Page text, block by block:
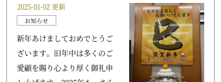
2025-01-02 更新
お知らせ
新年あけましておめでとうご
ざいます。旧年中は多くのご
愛顧を賜り心より厚く御礼申